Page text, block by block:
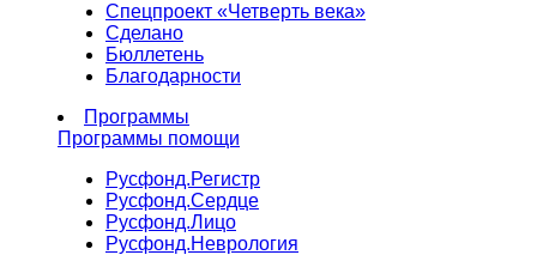
Спецпроект «Четверть века»
Сделано
Бюллетень
Благодарности
Программы
Программы помощи
Русфонд.Регистр
Русфонд.Сердце
Русфонд.Лицо
Русфонд.Неврология